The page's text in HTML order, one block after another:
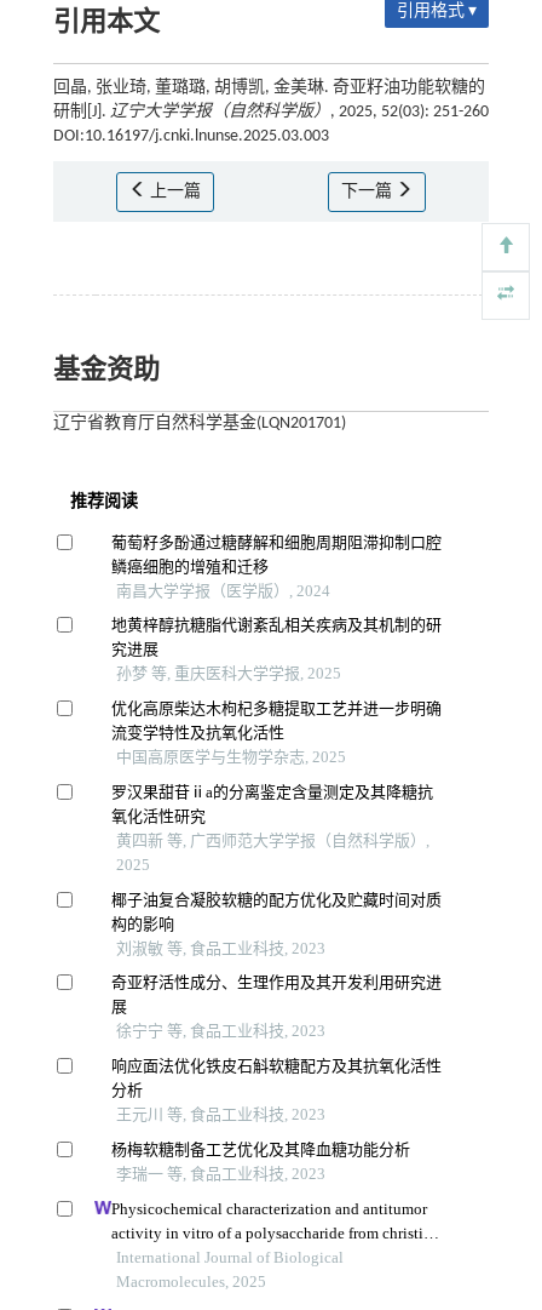
引用本文 引用格式 ▾
回晶, 张业琦, 董璐璐, 胡博凯, 金美琳. 奇亚籽油功能软糖的
研制[J]. 辽宁大学学报（自然科学版） , 2025, 52(03): 251-260
DOI:10.16197/j.cnki.lnunse.2025.03.003
上一篇 下一篇
基金资助
辽宁省教育厅自然科学基金(LQN201701)